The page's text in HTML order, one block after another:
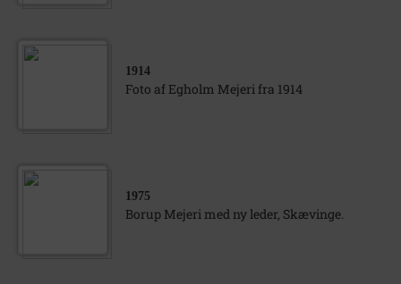
1914
Foto af Egholm Mejeri fra 1914
1975
Borup Mejeri med ny leder, Skævinge.